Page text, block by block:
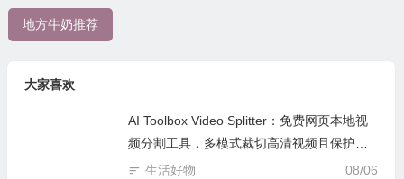
地方牛奶推荐
大家喜欢
AI Toolbox Video Splitter：免费网页本地视
频分割工具，多模式裁切高清视频且保护隐
私
08/06
生活好物